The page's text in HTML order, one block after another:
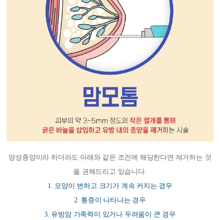
양성종양이라 하더라도 아래와 같은 조건에 해당한다면 제거하는 것
을 권해드리고 있습니다.
1. 모양이 변하고 크기가 계속 커지는 경우
2. 통증이 나타나는 경우
3. 유방암 가족력이 있거나 두려움이 큰 경우